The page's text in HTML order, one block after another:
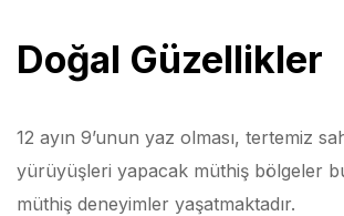
Doğal Güzellikler
12 ayın 9’unun yaz olması, tertemiz
yürüyüşleri yapacak müthiş bölgeler
müthiş deneyimler yaşatmaktadır.